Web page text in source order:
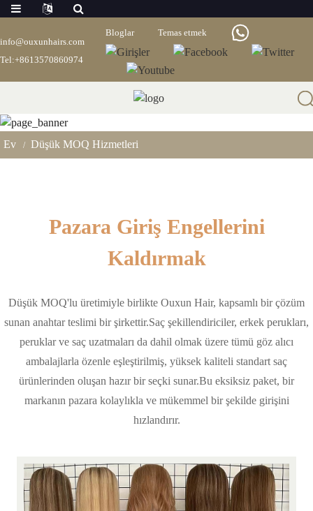
info@ouxunhairs.com
Tel:+8613570860974
Bloglar Temas etmek
Düşük MOQ Hizmetleri
Ev Düşük MOQ Hizmetleri
Pazara Giriş Engellerini
Kaldırmak
Düşük MOQ'lu üretimiyle birlikte Ouxun Hair, kapsamlı bir çözüm
sunan anahtar teslimi bir şirkettir.Saç şekillendiriciler, erkek perukları,
peruklar ve saç uzatmaları da dahil olmak üzere tümü göz alıcı
ambalajlarla özenle eşleştirilmiş, yüksek kaliteli standart saç
ürünlerinden oluşan hazır bir seçki sunar.Bu eksiksiz paket, bir
markanın pazara kolaylıkla ve mükemmel bir şekilde girişini
hızlandırır.